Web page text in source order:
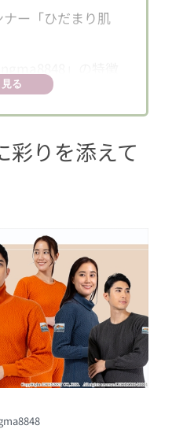
ー「ひだまり肌
したクルーネッ
り暖かいタートル
」との違い
る
彩りを添えて